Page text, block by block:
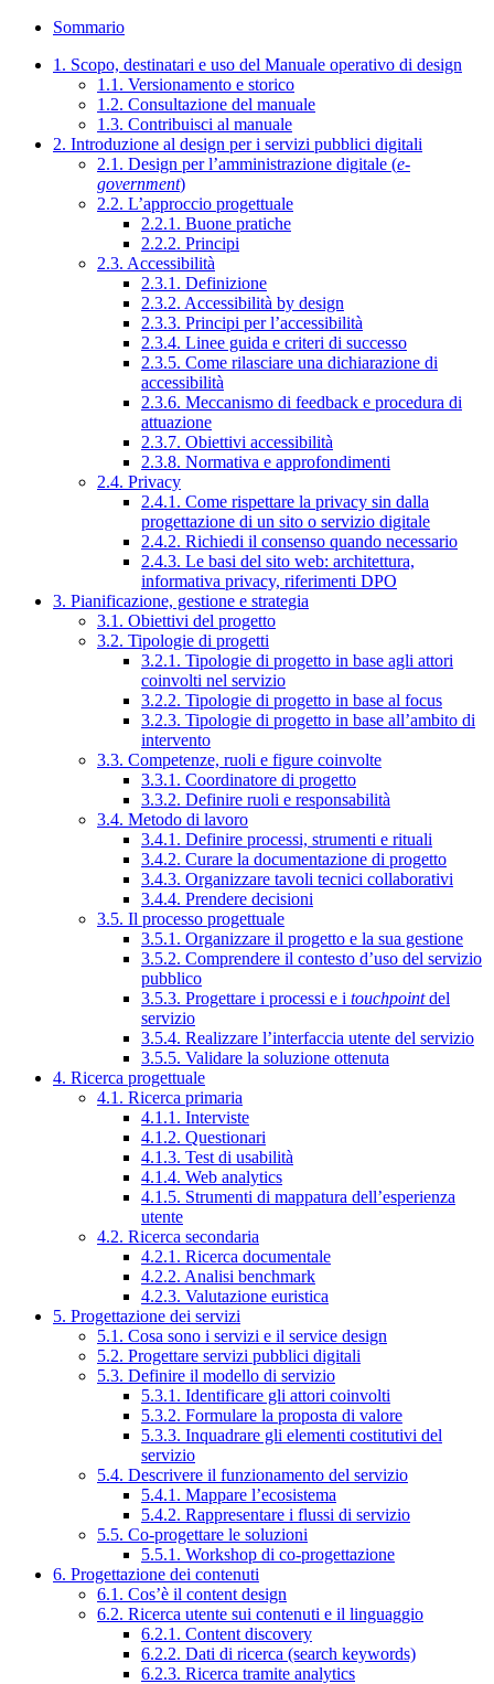
Sommario
1. Scopo, destinatari e uso del Manuale operativo di design
1.1. Versionamento e storico
1.2. Consultazione del manuale
1.3. Contribuisci al manuale
2. Introduzione al design per i servizi pubblici digitali
2.1. Design per l’amministrazione digitale (e-
government)
2.2. L’approccio progettuale
2.2.1. Buone pratiche
2.2.2. Principi
2.3. Accessibilità
2.3.1. Definizione
2.3.2. Accessibilità by design
2.3.3. Principi per l’accessibilità
2.3.4. Linee guida e criteri di successo
2.3.5. Come rilasciare una dichiarazione di
accessibilità
2.3.6. Meccanismo di feedback e procedura di
attuazione
2.3.7. Obiettivi accessibilità
2.3.8. Normativa e approfondimenti
2.4. Privacy
2.4.1. Come rispettare la privacy sin dalla
progettazione di un sito o servizio digitale
2.4.2. Richiedi il consenso quando necessario
2.4.3. Le basi del sito web: architettura,
informativa privacy, riferimenti DPO
3. Pianificazione, gestione e strategia
3.1. Obiettivi del progetto
3.2. Tipologie di progetti
3.2.1. Tipologie di progetto in base agli attori
coinvolti nel servizio
3.2.2. Tipologie di progetto in base al focus
3.2.3. Tipologie di progetto in base all’ambito di
intervento
3.3. Competenze, ruoli e figure coinvolte
3.3.1. Coordinatore di progetto
3.3.2. Definire ruoli e responsabilità
3.4. Metodo di lavoro
3.4.1. Definire processi, strumenti e rituali
3.4.2. Curare la documentazione di progetto
3.4.3. Organizzare tavoli tecnici collaborativi
3.4.4. Prendere decisioni
3.5. Il processo progettuale
3.5.1. Organizzare il progetto e la sua gestione
3.5.2. Comprendere il contesto d’uso del servizio
pubblico
3.5.3. Progettare i processi e i touchpointdel
servizio
3.5.4. Realizzare l’interfaccia utente del servizio
3.5.5. Validare la soluzione ottenuta
4. Ricerca progettuale
4.1. Ricerca primaria
4.1.1. Interviste
4.1.2. Questionari
4.1.3. Test di usabilità
4.1.4. Web analytics
4.1.5. Strumenti di mappatura dell’esperienza
utente
4.2. Ricerca secondaria
4.2.1. Ricerca documentale
4.2.2. Analisi benchmark
4.2.3. Valutazione euristica
5. Progettazione dei servizi
5.1. Cosa sono i servizi e il service design
5.2. Progettare servizi pubblici digitali
5.3. Definire il modello di servizio
5.3.1. Identificare gli attori coinvolti
5.3.2. Formulare la proposta di valore
5.3.3. Inquadrare gli elementi costitutivi del
servizio
5.4. Descrivere il funzionamento del servizio
5.4.1. Mappare l’ecosistema
5.4.2. Rappresentare i flussi di servizio
5.5. Co-progettare le soluzioni
5.5.1. Workshop di co-progettazione
6. Progettazione dei contenuti
6.1. Cos’è il content design
6.2. Ricerca utente sui contenuti e il linguaggio
6.2.1. Content discovery
6.2.2. Dati di ricerca (search keywords)
6.2.3. Ricerca tramite analytics